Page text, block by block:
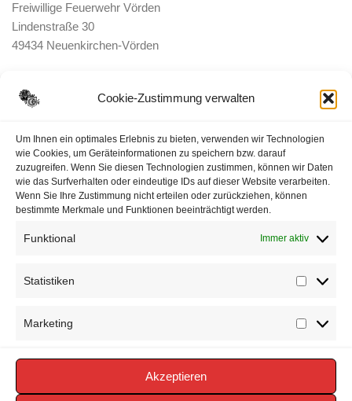
Cookie-Zustimmung verwalten
Um Ihnen ein optimales Erlebnis zu bieten, verwenden wir Technologien
wie Cookies, um Geräteinformationen zu speichern bzw. darauf
zuzugreifen. Wenn Sie diesen Technologien zustimmen, können wir Daten
wie das Surfverhalten oder eindeutige IDs auf dieser Website verarbeiten.
Wenn Sie Ihre Zustimmung nicht erteilen oder zurückziehen, können
bestimmte Merkmale und Funktionen beeinträchtigt werden.
Funktional Immer aktiv
Statistiken
Marketing
Akzeptieren
Freiwillige Feuerwehr Vörden
Lindenstraße 30
49434 Neuenkirchen-Vörden
Datenschutzerklärung
Impressum
Cookie-Richtlinie (EU)
Copyright © 2026 FEUERWEHR VÖRDEN -